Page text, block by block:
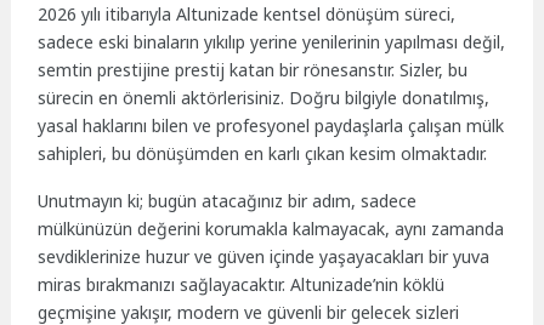
2026 yılı itibarıyla Altunizade kentsel dönüşüm süreci,
sadece eski binaların yıkılıp yerine yenilerinin yapılması değil,
semtin prestijine prestij katan bir rönesanstır. Sizler, bu
sürecin en önemli aktörlerisiniz. Doğru bilgiyle donatılmış,
yasal haklarını bilen ve profesyonel paydaşlarla çalışan mülk
sahipleri, bu dönüşümden en karlı çıkan kesim olmaktadır.
Unutmayın ki; bugün atacağınız bir adım, sadece
mülkünüzün değerini korumakla kalmayacak, aynı zamanda
sevdiklerinize huzur ve güven içinde yaşayacakları bir yuva
miras bırakmanızı sağlayacaktır. Altunizade’nin köklü
geçmişine yakışır, modern ve güvenli bir gelecek sizleri